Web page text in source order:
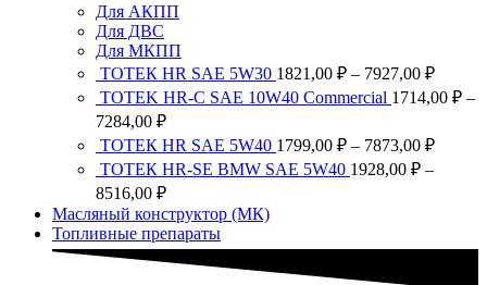
Для АКПП
Для ДВС
Для МКПП
ТОТЕК HR SAE 5W30 1821,00 ₽ – 7927,00 ₽
цен:
TOTEK HR-C SAE 10W40 Commercial 1714,00 ₽ –
7284,00 ₽Диапазон
цен:
1714,00 ₽
–
ТОТЕК HR SAE 5W40 1799,00 ₽ – 7873,00 ₽
ТОТЕК HR-SE BMW SAE 5W40 1928,00 ₽ –
8516,00 ₽Диапазон
цен:
1928,00 ₽
–
8516,00 ₽
Масляный конструктор (МК)
Топливные препараты